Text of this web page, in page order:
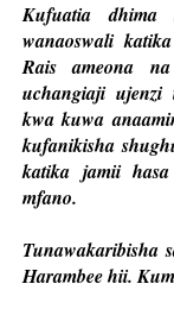
Kufuatia
wanaoswali
Rais ameona
uchangiaji ujenzi
kwa kuwa
kufanikisha
katika jamii
mfano.
Tunawakaribisha
Harambee hii.